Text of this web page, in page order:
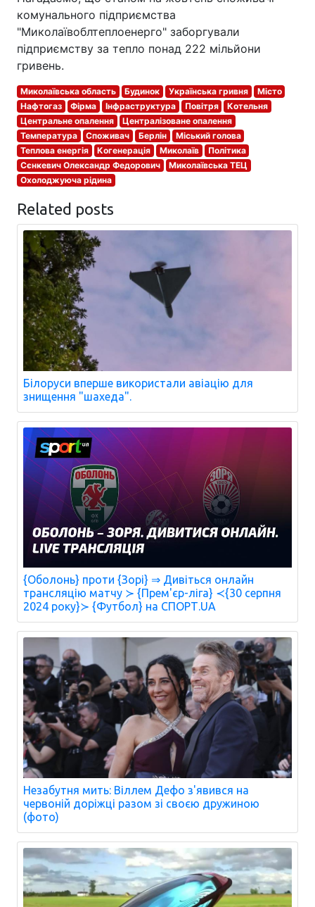
комунального підприємства
"Миколаївоблтеплоенерго" заборгували
підприємству за тепло понад 222 мільйони
гривень.
Миколаївська область Будинок Українська гривня
Місто
Нафтогаз
Фірма Інфраструктура Повітря
Котельня
Центральне опалення
Централізоване опалення
Температура
Споживач Берлін
Міський голова
Теплова енергія
Когенерація Миколаїв
Політика
Сєнкевич Олександр Федорович
Миколаївська ТЕЦ
Охолоджуюча рідина
Related posts
Білоруси вперше використали авіацію для
знищення "шахеда".
{Оболонь} проти {Зорі} ⇒ Дивіться онлайн
трансляцію матчу ≻ {Прем'єр-ліга} ≺{30 серпня
2024 року}≻ {Футбол} на СПОРТ.UA
Незабутня мить: Віллем Дефо з'явився на
червоній доріжці разом зі своєю дружиною
(фото)